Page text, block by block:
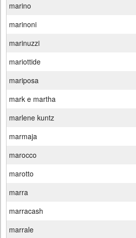
marino
marinoni
marinuzzi
mariottide
mariposa
mark e martha
marlene kuntz
marmaja
marocco
marotto
marra
marracash
marrale